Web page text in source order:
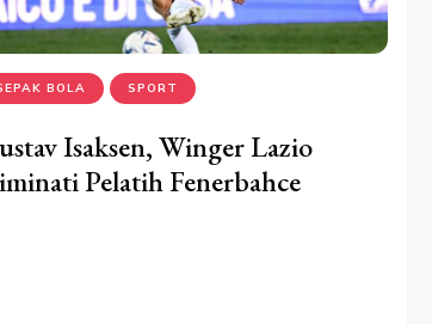
BOLA SPORT
Isaksen, Winger Lazio
Pelatih Fenerbahce